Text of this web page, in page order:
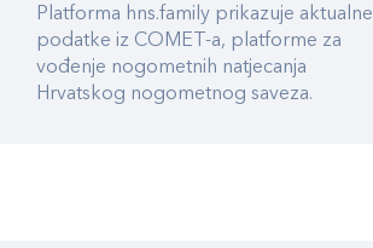
Platforma hns.family prikazuje aktualne
podatke iz COMET-a, platforme za
vođenje nogometnih natjecanja
Hrvatskog nogometnog saveza.